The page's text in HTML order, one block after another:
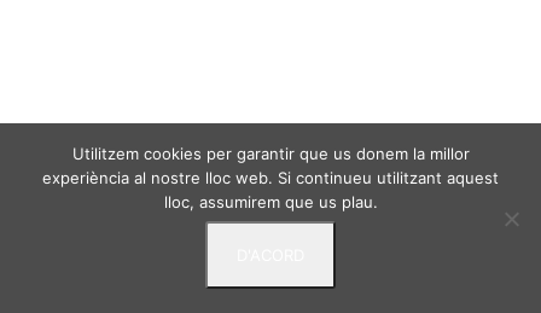
Utilitzem cookies per garantir que us donem la millor
experiència al nostre lloc web. Si continueu utilitzant aquest
lloc, assumirem que us plau.